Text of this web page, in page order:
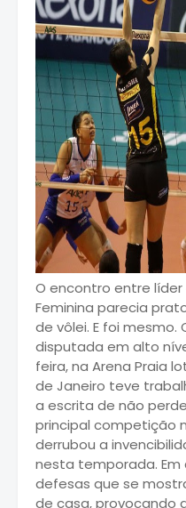
O encontro entre
Feminina parecia
de vôlei. E foi
disputada em alto
feira, na Arena Praia
de Janeiro teve
a escrita de não
principal competição
derrubou a
nesta temporada.
defesas que se
de casa, provocando